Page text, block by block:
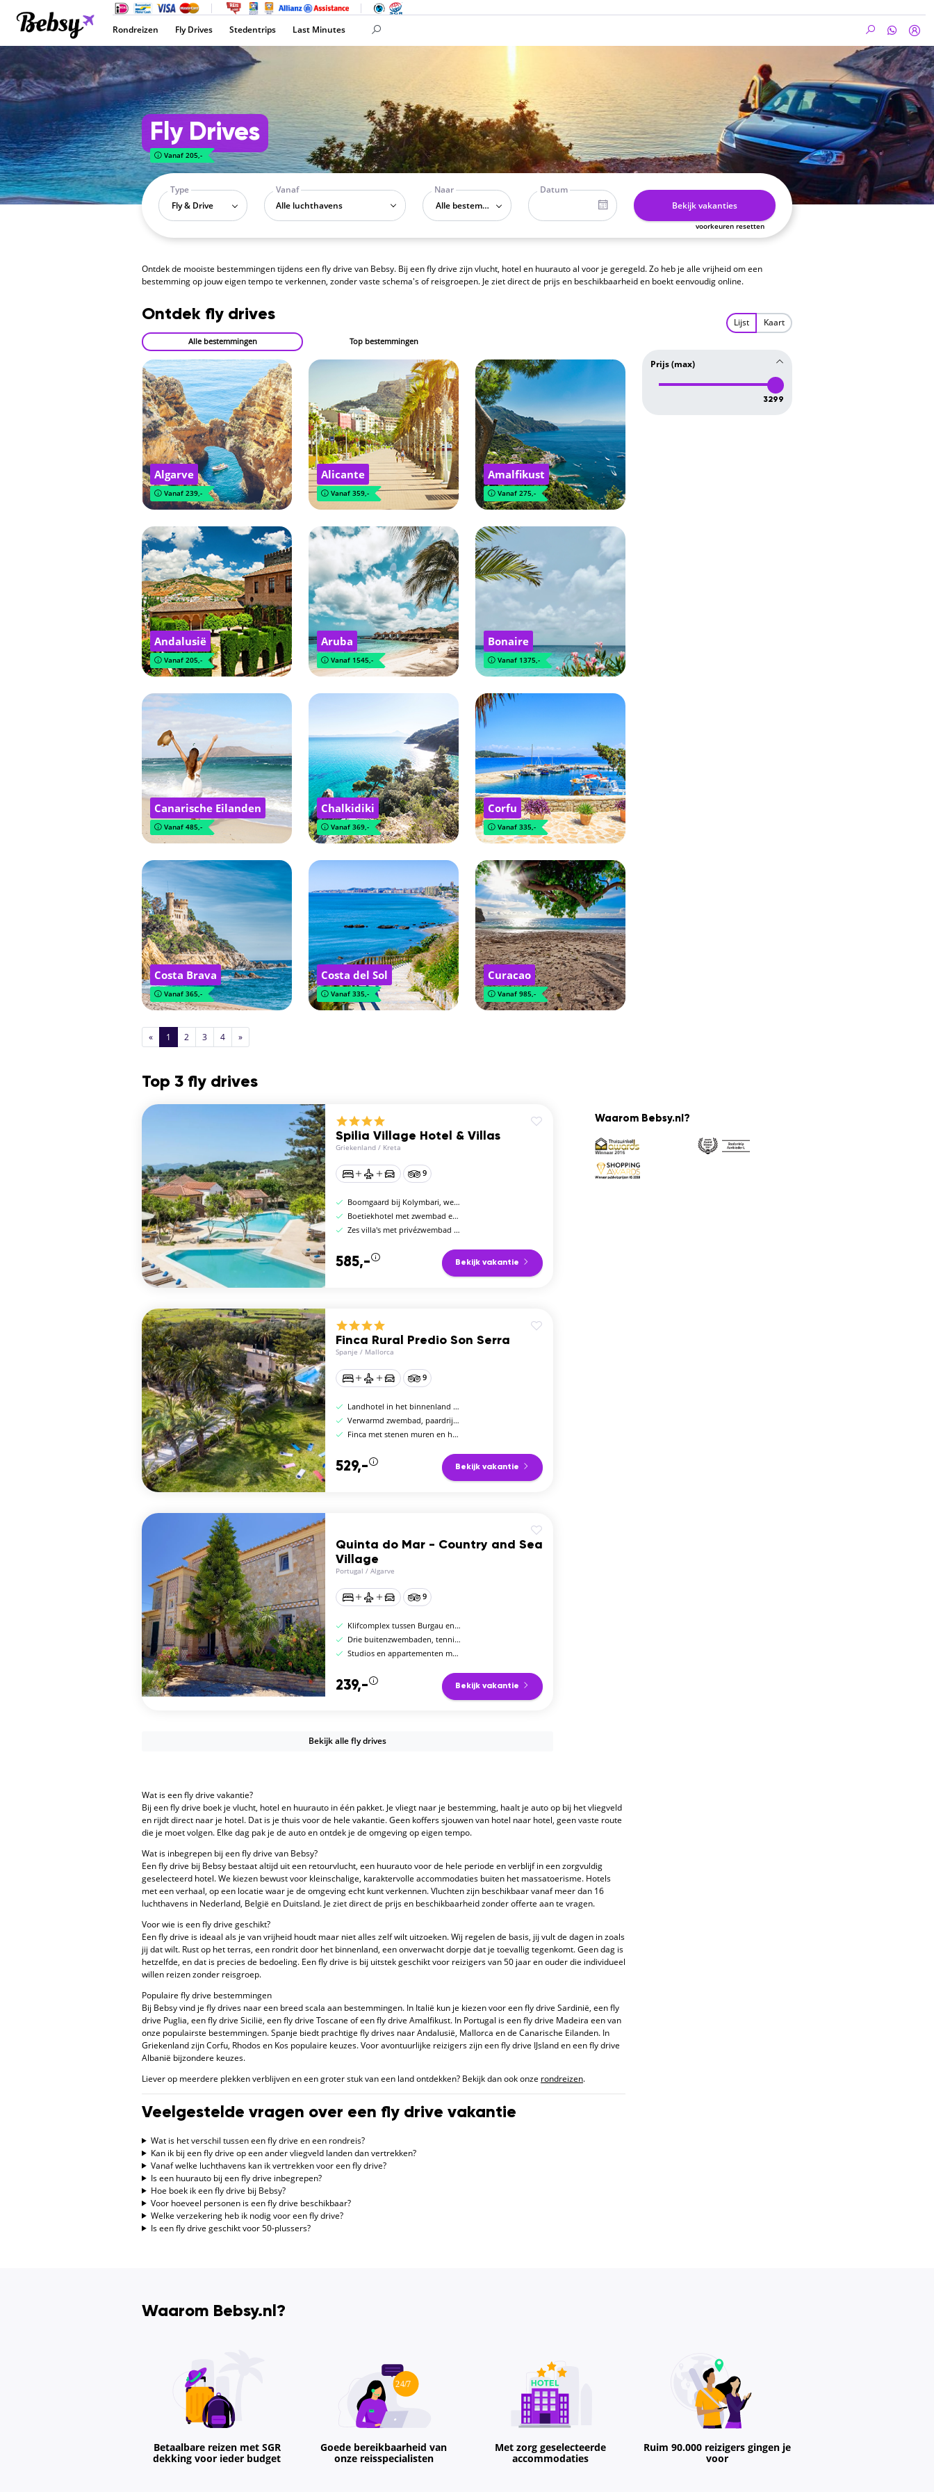
Rondreizen Fly Drives Stedentrips Last Minutes
Fly Drives
Vanaf 205,-
Type
Fly & Drive
Vanaf
Naar
Alle bestemmingen
Datum
Bekijk vakanties
voorkeuren resetten
Ontdek de mooiste bestemmingen tijdens een fly drive van Bebsy. Bij een fly drive zijn vlucht, hotel en huurauto al voor je geregeld. Zo heb je alle vrijheid om een
bestemming op jouw eigen tempo te verkennen, zonder vaste schema's of reisgroepen. Je ziet direct de prijs en beschikbaarheid en boekt eenvoudig online.
Ontdek fly drives
Alle bestemmingen Top bestemmingen
Algarve
Vanaf 239,-
Alicante
Vanaf 359,-
Amalfikust
Vanaf 275,-
Andalusië
Vanaf 205,-
Aruba
Vanaf 1545,-
Bonaire
Vanaf 1375,-
Canarische Eilanden
Vanaf 485,-
Chalkidiki
Vanaf 369,-
Corfu
Vanaf 335,-
Costa Brava
Vanaf 365,-
Costa del Sol
Vanaf 335,-
Curacao
Vanaf 985,-
« 1 2 3 4 »
Lijst Kaart
Prijs (max)
3299
Top 3 fly drives
Spilia Village Hotel & Villas
Griekenland / Kreta
9
Boomgaard bij Kolymbari, west-Kreta
Boetiekhotel met zwembad en Kretenzische taverne
Zes villa's met privézwembad en keuken
585,- Bekijk vakantie
Finca Rural Predio Son Serra
Spanje / Mallorca
9
Landhotel in het binnenland van noordoost-Mallorca
Verwarmd zwembad, paardrijden en fietsverhuur
Finca met stenen muren en houten balkenplafond
529,- Bekijk vakantie
Quinta do Mar - Country and Sea
Village
Portugal / Algarve
9
Klifcomplex tussen Burgau en Praia da Luz
Drie buitenzwembaden, tennisbaan en fitnessruimte
Studios en appartementen met kitchenette en terras
239,- Bekijk vakantie
Bekijk alle fly drives
Waarom Bebsy.nl?
Wat is een fly drive vakantie?
Bij een fly drive boek je vlucht, hotel en huurauto in één pakket. Je vliegt naar je bestemming, haalt je auto op bij het vliegveld
en rijdt direct naar je hotel. Dat is je thuis voor de hele vakantie. Geen koffers sjouwen van hotel naar hotel, geen vaste route
die je moet volgen. Elke dag pak je de auto en ontdek je de omgeving op eigen tempo.
Wat is inbegrepen bij een fly drive van Bebsy?
Een fly drive bij Bebsy bestaat altijd uit een retourvlucht, een huurauto voor de hele periode en verblijf in een zorgvuldig
geselecteerd hotel. We kiezen bewust voor kleinschalige, karaktervolle accommodaties buiten het massatoerisme. Hotels
met een verhaal, op een locatie waar je de omgeving echt kunt verkennen. Vluchten zijn beschikbaar vanaf meer dan 16
luchthavens in Nederland, België en Duitsland. Je ziet direct de prijs en beschikbaarheid zonder offerte aan te vragen.
Voor wie is een fly drive geschikt?
Een fly drive is ideaal als je van vrijheid houdt maar niet alles zelf wilt uitzoeken. Wij regelen de basis, jij vult de dagen in zoals
jij dat wilt. Rust op het terras, een rondrit door het binnenland, een onverwacht dorpje dat je toevallig tegenkomt. Geen dag is
hetzelfde, en dat is precies de bedoeling. Een fly drive is bij uitstek geschikt voor reizigers van 50 jaar en ouder die individueel
willen reizen zonder reisgroep.
Populaire fly drive bestemmingen
Bij Bebsy vind je fly drives naar een breed scala aan bestemmingen. In Italië kun je kiezen voor een fly drive Sardinië, een fly
drive Puglia, een fly drive Sicilië, een fly drive Toscane of een fly drive Amalfikust. In Portugal is een fly drive Madeira een van
onze populairste bestemmingen. Spanje biedt prachtige fly drives naar Andalusië, Mallorca en de Canarische Eilanden. In
Griekenland zijn Corfu, Rhodos en Kos populaire keuzes. Voor avontuurlijke reizigers zijn een fly drive IJsland en een fly drive
Albanië bijzondere keuzes.
Liever op meerdere plekken verblijven en een groter stuk van een land ontdekken? Bekijk dan ook onze rondreizen.
Veelgestelde vragen over een fly drive vakantie
Wat is het verschil tussen een fly drive en een rondreis?
Kan ik bij een fly drive op een ander vliegveld landen dan vertrekken?
Vanaf welke luchthavens kan ik vertrekken voor een fly drive?
Is een huurauto bij een fly drive inbegrepen?
Hoe boek ik een fly drive bij Bebsy?
Voor hoeveel personen is een fly drive beschikbaar?
Welke verzekering heb ik nodig voor een fly drive?
Is een fly drive geschikt voor 50-plussers?
Waarom Bebsy.nl?
Betaalbare reizen met SGR
dekking voor ieder budget
Goede bereikbaarheid van
onze reisspecialisten
Met zorg geselecteerde
accommodaties
Ruim 90.000 reizigers gingen je
voor